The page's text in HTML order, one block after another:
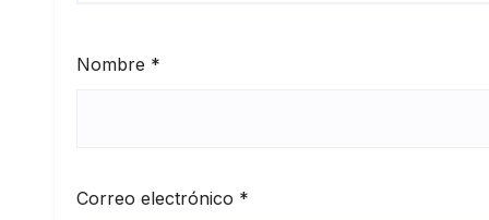
Nombre *
Correo electrónico *